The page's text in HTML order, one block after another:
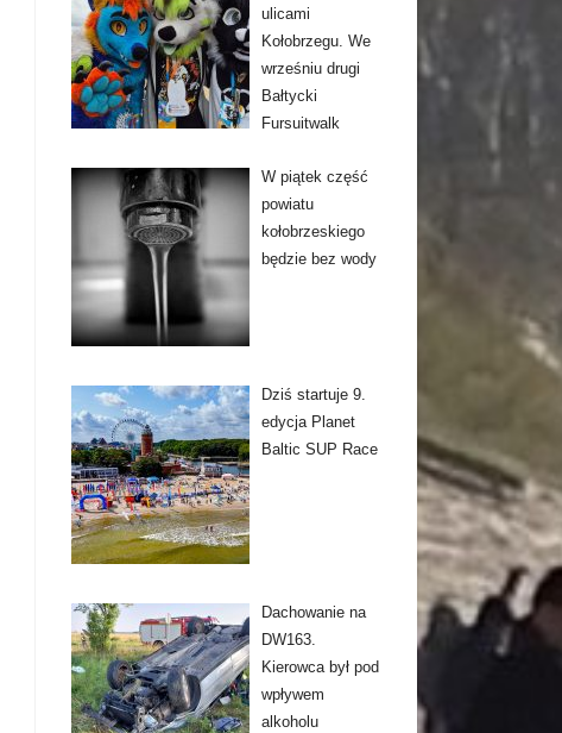
ulicami
Kołobrzegu. We
wrześniu drugi
Bałtycki
Fursuitwalk
W piątek część
powiatu
kołobrzeskiego
będzie bez wody
Dziś startuje 9.
edycja Planet
Baltic SUP Race
Dachowanie na
DW163.
Kierowca był pod
wpływem
alkoholu